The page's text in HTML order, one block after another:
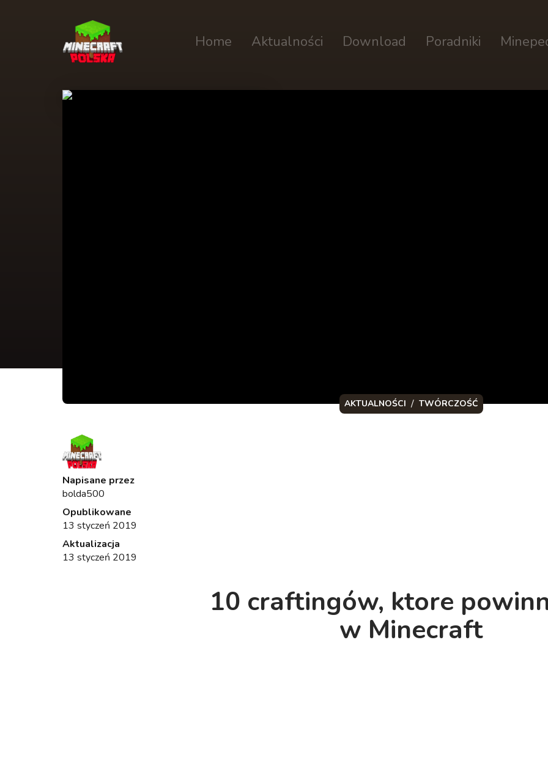
Home Aktualności Download Poradniki
AKTUALNOŚCI / TWÓRCZOŚĆ
Napisane przez
bolda500
Opublikowane
13 styczeń 2019
Aktualizacja
13 styczeń 2019
10 craftingów, ktore
w Minecraft